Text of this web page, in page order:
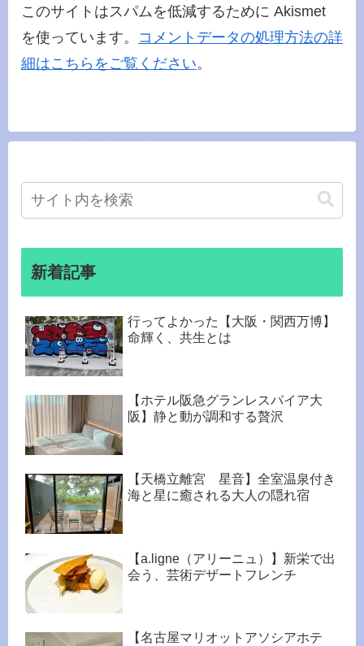
このサイトはスパムを低減するために Akismet
を使っています。 コメントデータの処理方法の詳
細はこちらをご覧ください。
新着記事
行ってよかった【大阪・関西万博】
命輝く、共生とは
【ホテル阪急グランレスパイア大
阪】静と動が調和する贅沢
【天橋立離宮 星音】全室温泉付き
海と星に癒される大人の隠れ宿
【a.ligne（アリーニュ）】新栄で出
会う、芸術デザートフレンチ
【名古屋マリオットアソシアホテ